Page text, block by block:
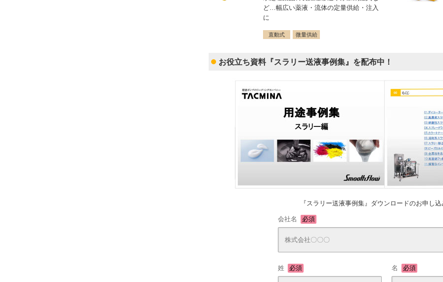
ど…幅広い薬液・流体の定量供給・注入
に
直動式 微量供給
お役立ち資料『スラリー送液事例集』を配布中！
『スラリー送液事例集』ダウンロードのお申し
会社名 必須
姓 必須 名 必須